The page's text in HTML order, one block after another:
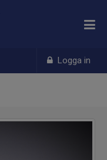
Logga in